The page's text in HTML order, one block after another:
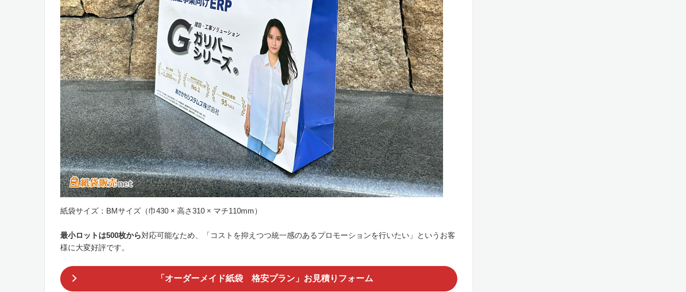
紙袋サイズ：BMサイズ（巾430 × 高さ310 × マチ110mm）
最小ロットは500枚から対応可能なため、「コストを抑えつつ統一感のあるプロモーションを行いたい」というお客
様に大変好評です。
「オーダーメイド紙袋 格安プラン」お見積りフォーム